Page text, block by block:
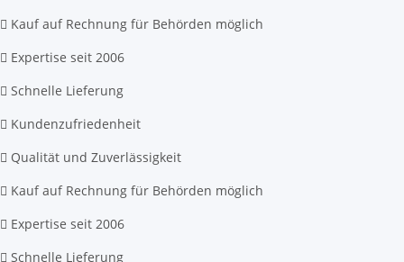
Kauf auf Rechnung für Behörden möglich
Expertise seit 2006
Schnelle Lieferung
Kundenzufriedenheit
Qualität und Zuverlässigkeit
Kauf auf Rechnung für Behörden möglich
Expertise seit 2006
Schnelle Lieferung